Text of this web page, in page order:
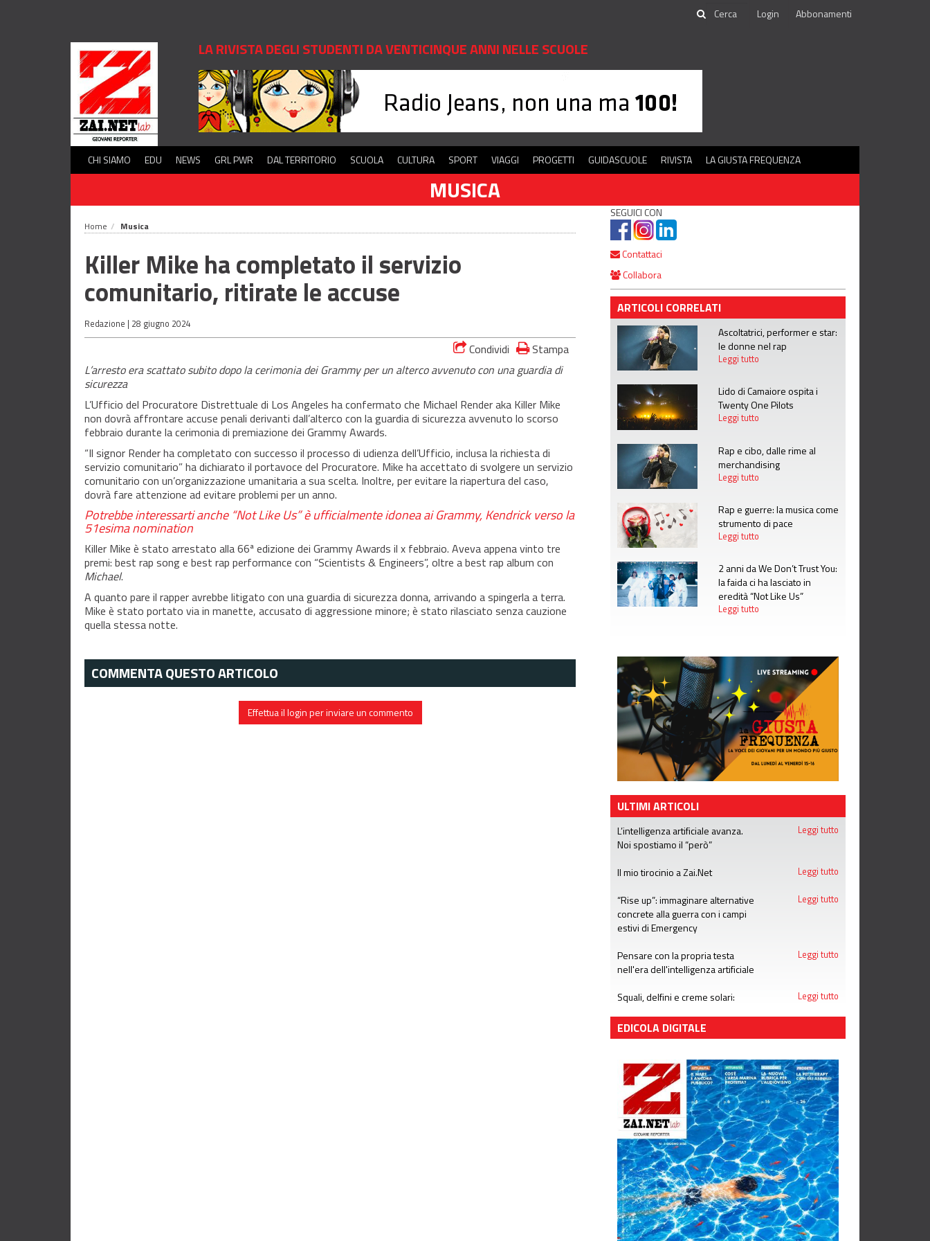
Login Abbonamenti
LA RIVISTA DEGLI STUDENTI DA VENTICINQUE ANNI NELLE SCUOLE
CHI SIAMO EDU NEWS GRL PWR DAL TERRITORIO SCUOLA CULTURA SPORT VIAGGI PROGETTI GUIDASCUOLE RIVISTA LA GIUSTA FREQUENZA
MUSICA
Home Musica
Killer Mike ha completato il servizio
comunitario, ritirate le accuse
Redazione | 28 giugno 2024
Condividi
Stampa
L’arresto era scattato subito dopo la cerimonia dei Grammy per un alterco avvenuto con una guardia di
sicurezza
L’Ufficio del Procuratore Distrettuale di Los Angeles ha confermato che Michael Render aka Killer Mike
non dovrà affrontare accuse penali derivanti dall’alterco con la guardia di sicurezza avvenuto lo scorso
febbraio durante la cerimonia di premiazione dei Grammy Awards.
“Il signor Render ha completato con successo il processo di udienza dell’Ufficio, inclusa la richiesta di
servizio comunitario” ha dichiarato il portavoce del Procuratore. Mike ha accettato di svolgere un servizio
comunitario con un’organizzazione umanitaria a sua scelta. Inoltre, per evitare la riapertura del caso,
dovrà fare attenzione ad evitare problemi per un anno.
Potrebbe interessarti anche “Not Like Us” è ufficialmente idonea ai Grammy, Kendrick verso la
51esima nomination
Killer Mike è stato arrestato alla 66ª edizione dei Grammy Awards il x febbraio. Aveva appena vinto tre
premi: best rap song e best rap performance con “Scientists & Engineers”, oltre a best rap album con
Michael.
A quanto pare il rapper avrebbe litigato con una guardia di sicurezza donna, arrivando a spingerla a terra.
Mike è stato portato via in manette, accusato di aggressione minore; è stato rilasciato senza cauzione
quella stessa notte.
COMMENTA QUESTO ARTICOLO
Effettua il login per inviare un commento
SEGUICI CON
Contattaci
Collabora
ARTICOLI CORRELATI
Ascoltatrici, performer e star:
le donne nel rap
Leggi tutto
Lido di Camaiore ospita i
Twenty One Pilots
Leggi tutto
Rap e cibo, dalle rime al
merchandising
Leggi tutto
Rap e guerre: la musica come
strumento di pace
Leggi tutto
2 anni da We Don’t Trust You:
la faida ci ha lasciato in
eredità “Not Like Us”
Leggi tutto
ULTIMI ARTICOLI
L’intelligenza artificiale avanza.
Noi spostiamo il “però”
Leggi tutto
Il mio tirocinio a Zai.Net Leggi tutto
“Rise up”: immaginare alternative
concrete alla guerra con i campi
estivi di Emergency
Leggi tutto
Pensare con la propria testa
nell'era dell'intelligenza artificiale
Leggi tutto
Squali, delfini e creme solari:
Leggi tutto
EDICOLA DIGITALE